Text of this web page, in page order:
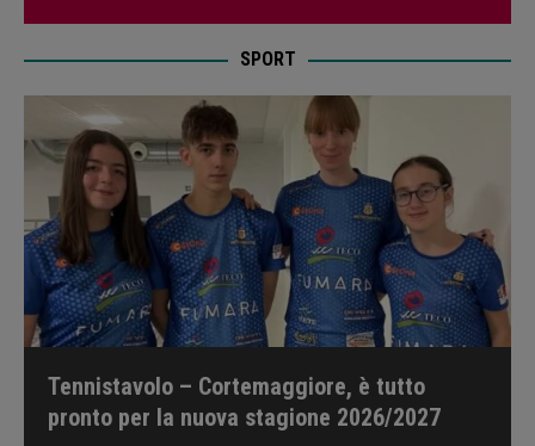
SPORT
Tennistavolo – Cortemaggiore, è tutto
pronto per la nuova stagione 2026/2027